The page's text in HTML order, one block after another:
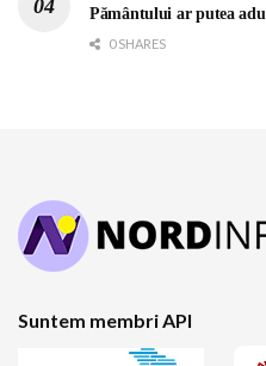
Pământului ar putea
0 SHARES
Suntem membri API